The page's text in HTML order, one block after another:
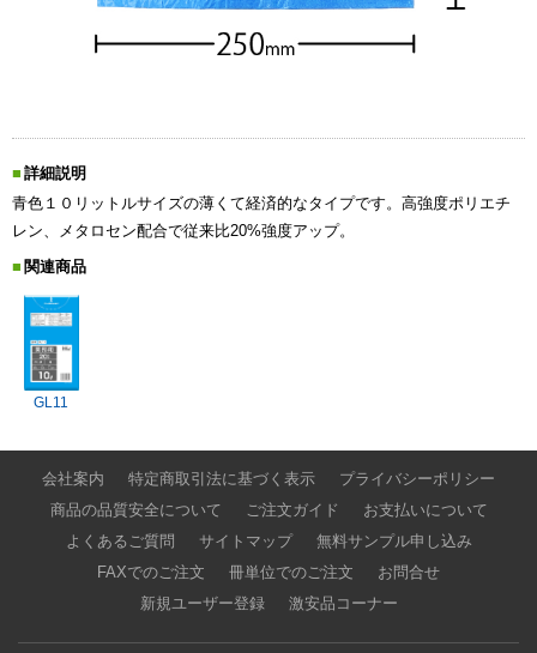
詳細説明
青色１０リットルサイズの薄くて経済的なタイプです。高強度ポリエチ
レン、メタロセン配合で従来比20%強度アップ。
関連商品
GL11
会社案内 特定商取引法に基づく表示
プライバシーポリシー
商品の品質安全について
ご注文ガイド
お支払いについて
よくあるご質問
サイトマップ
無料サンプル申し込み
FAXでのご注文
冊単位でのご注文
お問合せ
新規ユーザー登録
激安品コーナー